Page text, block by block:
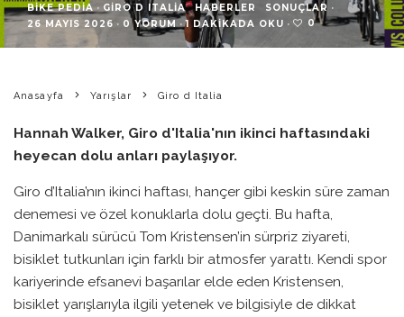
BIKE PEDIA · GIRO D ITALIA HABERLER SONUÇLAR ·
26 MAYIS 2026 · 0 YORUM · 1 DAKIKADA OKU · 0
Anasayfa Yarışlar Giro d Italia
Hannah Walker, Giro d'Italia'nın ikinci haftasındaki
heyecan dolu anları paylaşıyor.
Giro d’Italia’nın ikinci haftası, hançer gibi keskin süre zaman
denemesi ve özel konuklarla dolu geçti. Bu hafta,
Danimarkalı sürücü Tom Kristensen’in sürpriz ziyareti,
bisiklet tutkunları için farklı bir atmosfer yarattı. Kendi spor
kariyerinde efsanevi başarılar elde eden Kristensen,
bisiklet yarışlarıyla ilgili yetenek ve bilgisiyle de dikkat